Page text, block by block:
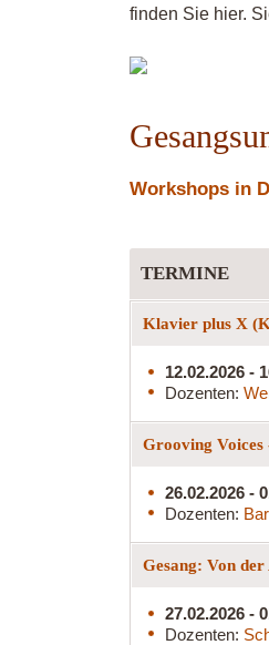
finden Sie hier.
Workshops in
TERMINE
Klavier plus X
12.02.2026 -
Dozenten:
Grooving
26.02.2026 -
Dozenten:
Gesang: Von
27.02.2026 -
Dozenten: